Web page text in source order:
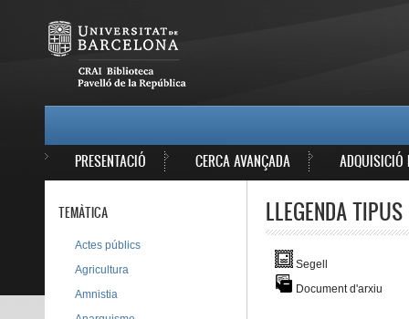
PRESENTACIÓ CERCA AVANÇADA ADQUISICIÓ
LLEGENDA
Segell
Document d'arxiu
TEMÀTICA
Actes públics
Agricultura
Amnistia